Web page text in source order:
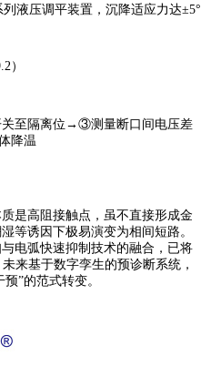
液压调平装置，沉降适应力达±5°
）
至隔离位→③测量断口间电压差
降温
是高阻接触点，虽不直接形成金
等诱因下极易演变为相间短路。
电弧快速抑制技术的融合，已将
来基于数字孪生的预诊断系统，
”的范式转变。